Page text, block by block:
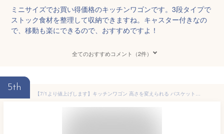
ミニサイズでお買い得価格のキッチンワゴンです。3段タイプで
ストック食材を整理して収納できますね。キャスター付きなの
で、移動も楽にできるので、おすすめですよ！
全てのおすすめコメント（2件）
5th
【7/1より値上げします】キッチンワゴン 高さを変えられる バスケットトローリー キャスター付き ワゴン ランドセルラック ランドセル置き場 ベビーワゴン オムツ入れ 白 黒 キッズスペース キッチン 洗面所 収納 山善 YAMAZEN 【送料無料】